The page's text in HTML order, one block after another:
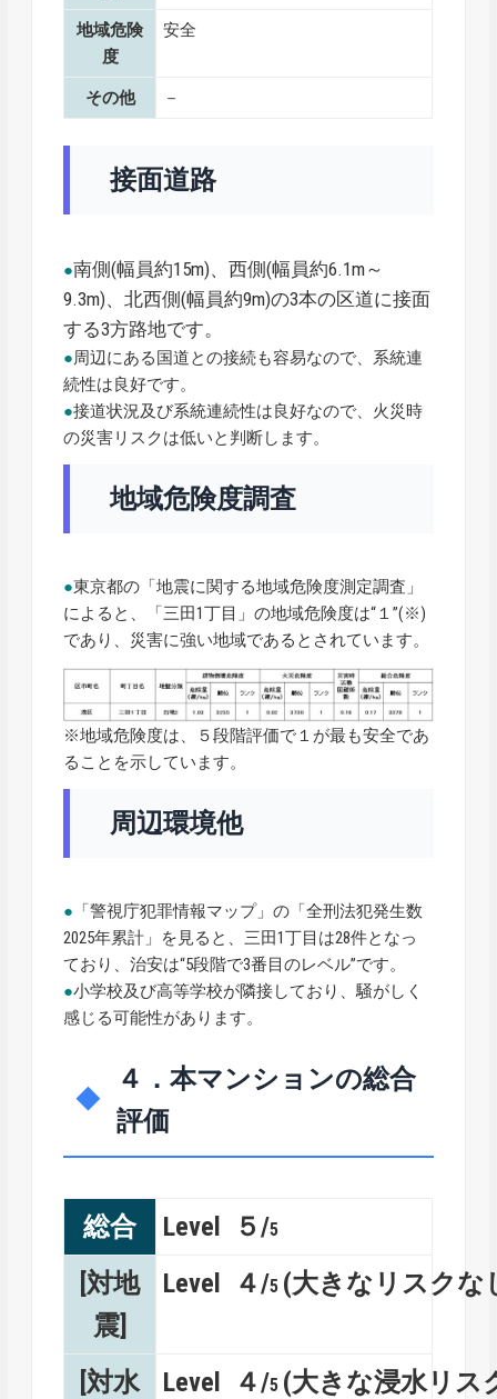
地域危険
度
安全
その他 －
接面道路
●南側(幅員約15m)、西側(幅員約6.1m～
9.3m)、北西側(幅員約9m)の3本の区道に接面
する3方路地です。
●周辺にある国道との接続も容易なので、系統連
続性は良好です。
●接道状況及び系統連続性は良好なので、火災時
の災害リスクは低いと判断します。
地域危険度調査
●東京都の「地震に関する地域危険度測定調査」
によると、「三田1丁目」の地域危険度は“１”(※)
であり、災害に強い地域であるとされています。
※地域危険度は、５段階評価で１が最も安全であ
ることを示しています。
周辺環境他
● 「警視庁犯罪情報マップ」の「全刑法犯発生数
2025年累計」を見ると、三田1丁目は28件となっ
ており、治安は“5段階で3番目のレベル”です。
●小学校及び高等学校が隣接しており、騒がしく
感じる可能性があります。
４．本マンションの総合
評価
総合 Level ５/5
[対地
震]
Level ４/5 (大きなリスクな
[対水
Level ４/5 (大きな浸水リス